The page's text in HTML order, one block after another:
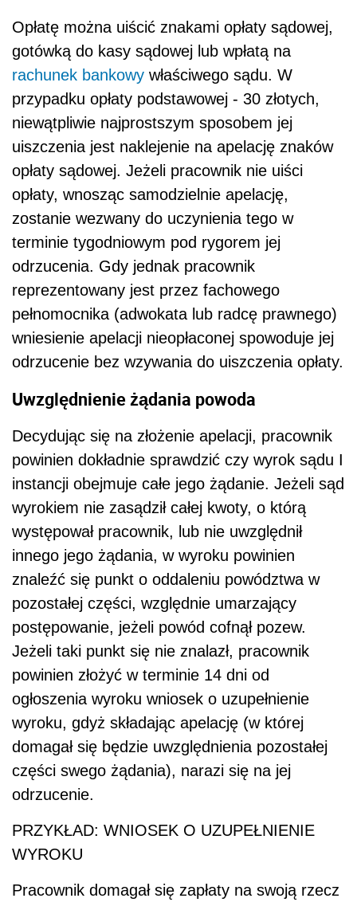
Opłatę można uiścić znakami opłaty sądowej,
gotówką do kasy sądowej lub wpłatą na
rachunek bankowy właściwego sądu. W
przypadku opłaty podstawowej - 30 złotych,
niewątpliwie najprostszym sposobem jej
uiszczenia jest naklejenie na apelację znaków
opłaty sądowej. Jeżeli pracownik nie uiści
opłaty, wnosząc samodzielnie apelację,
zostanie wezwany do uczynienia tego w
terminie tygodniowym pod rygorem jej
odrzucenia. Gdy jednak pracownik
reprezentowany jest przez fachowego
pełnomocnika (adwokata lub radcę prawnego)
wniesienie apelacji nieopłaconej spowoduje jej
odrzucenie bez wzywania do uiszczenia opłaty.
Uwzględnienie żądania powoda
Decydując się na złożenie apelacji, pracownik
powinien dokładnie sprawdzić czy wyrok sądu I
instancji obejmuje całe jego żądanie. Jeżeli sąd
wyrokiem nie zasądził całej kwoty, o którą
występował pracownik, lub nie uwzględnił
innego jego żądania, w wyroku powinien
znaleźć się punkt o oddaleniu powództwa w
pozostałej części, względnie umarzający
postępowanie, jeżeli powód cofnął pozew.
Jeżeli taki punkt się nie znalazł, pracownik
powinien złożyć w terminie 14 dni od
ogłoszenia wyroku wniosek o uzupełnienie
wyroku, gdyż składając apelację (w której
domagał się będzie uwzględnienia pozostałej
części swego żądania), narazi się na jej
odrzucenie.
PRZYKŁAD: WNIOSEK O UZUPEŁNIENIE
WYROKU
Pracownik domagał się zapłaty na swoją rzecz